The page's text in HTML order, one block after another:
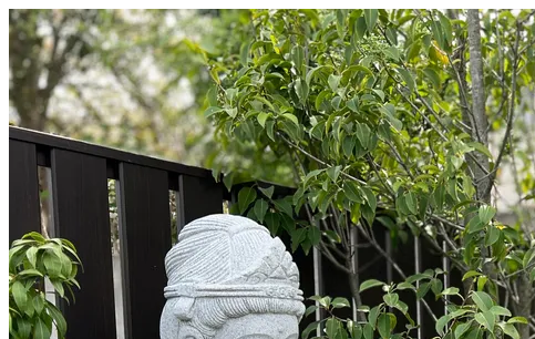
メ
イ
ン
コ
ン
ツ
へ
移
動